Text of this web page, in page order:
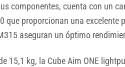
componentes, cuenta con un
que proporcionan una excelente
aseguran un óptimo
15,1 kg, la Cube Aim ONE